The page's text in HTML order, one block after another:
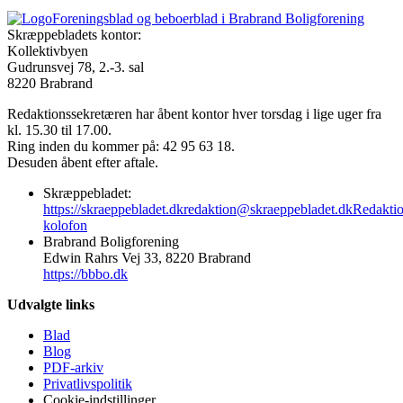
Foreningsblad og beboerblad i Brabrand Boligforening
Skræppebladets kontor:
Kollektivbyen
Gudrunsvej 78, 2.-3. sal
8220 Brabrand
Redaktionssekretæren har åbent kontor hver torsdag i lige uger fra
kl. 15.30 til 17.00.
Ring inden du kommer på: 42 95 63 18.
Desuden åbent efter aftale.
Skræppebladet:
https://skraeppebladet.dkredaktion@skraeppebladet.dk
kolofon
Brabrand Boligforening
Edwin Rahrs Vej 33, 8220 Brabrand
https://bbbo.dk
Udvalgte links
Blad
Blog
PDF-arkiv
Privatlivspolitik
Cookie-indstillinger